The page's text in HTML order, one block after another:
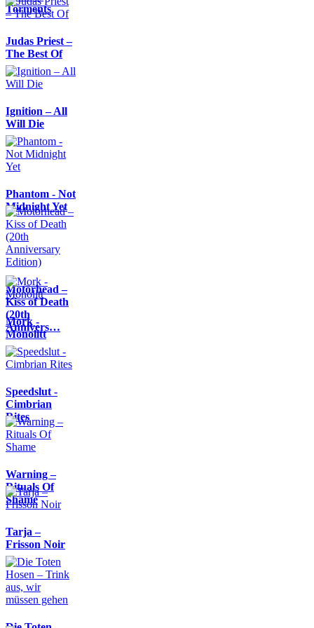
Torments
Judas Priest –
The Best Of
Ignition – All
Will Die
Phantom - Not
Midnight Yet
Motörhead –
Kiss of Death
(20th
Annivers…
Mork -
Monolitt
Speedslut -
Cimbrian
Rites
Warning –
Rituals Of
Shame
Tarja –
Frisson Noir